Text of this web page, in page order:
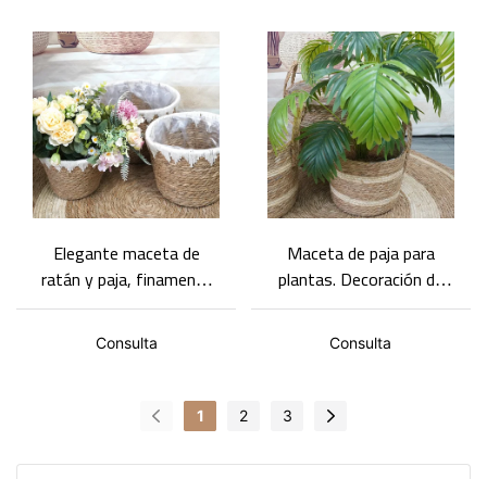
Elegante maceta de
ratán y paja, finamente
tejida, para plantas de
interior
Consulta
Maceta de paja para
plantas. Decoración de
interiores. Jardín en
balcón. Macetas
ecológicas
Consulta
1 2 3